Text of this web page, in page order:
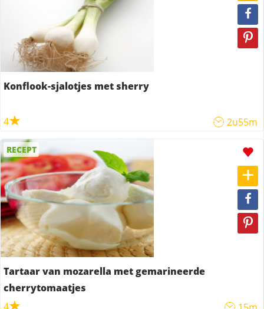
Konflook-sjalotjes met sherry
4 2u55m
RECEPT
Tartaar van mozarella met gemarineerde
cherrytomaatjes